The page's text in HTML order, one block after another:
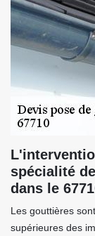
spécialité
dans le
Les gouttières
supérieures des